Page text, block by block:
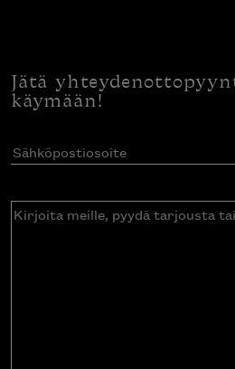
Jätä
käymään!
Sähköpostiosoite(Pakollinen)
Kirjoita